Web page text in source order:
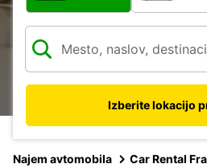
Izberite lokacijo
Najem avtomobila Car Rental